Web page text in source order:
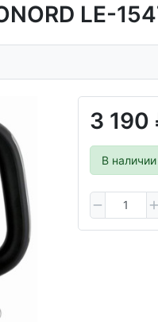
LE-
3 190
В наличии